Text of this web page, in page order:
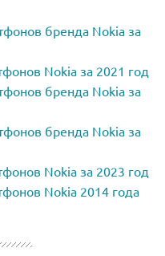
бренда Nokia за
Nokia за 2021 год
бренда Nokia за
бренда Nokia за
Nokia за 2023 год
Nokia 2014 года